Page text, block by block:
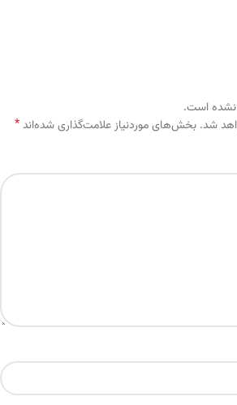
نشده است.
شد. بخش‌های موردنیاز علامت‌گذاری شده‌اند*